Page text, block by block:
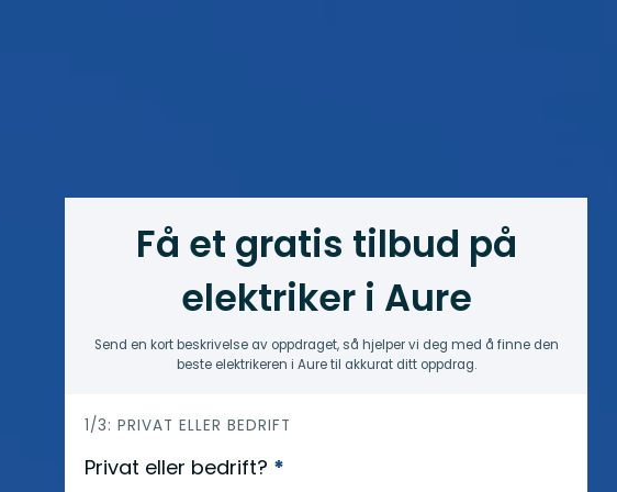
Få et gratis tilbud på
elektriker i Aure
Send en kort beskrivelse av oppdraget, så hjelper vi deg med å finne den
beste elektrikeren i Aure til akkurat ditt oppdrag.
h
e
1/3: PRIVAT ELLER BEDRIFT
Privat eller bedrift? *